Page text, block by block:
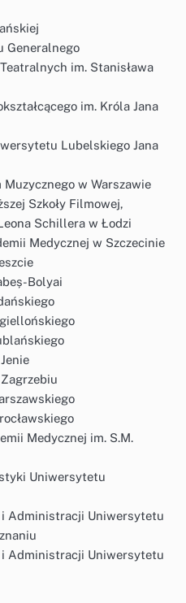
Generalnego
im. Stanisława
im. Króla Jana
Lubelskiego Jana
w Warszawie
Szkoły Filmowej,
Schillera w Łodzi
Medycznej w Szczecinie
Bolyai
Medycznej im. S.M.
Uniwersytetu
i Administracji Uniwersytetu
i Administracji Uniwersytetu